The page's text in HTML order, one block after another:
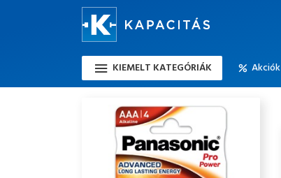
KIEMELT KATEGÓRIÁK Akciók